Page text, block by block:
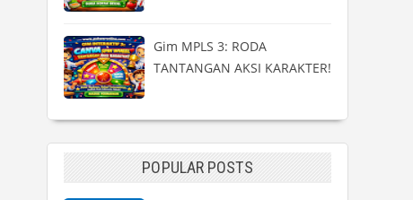
Gim MPLS 3: RODA
TANTANGAN AKSI KARAKTER!
POPULAR POSTS